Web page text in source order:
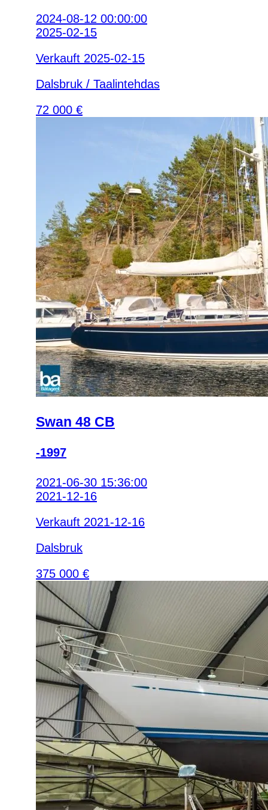
2024-08-12 00:00:00
2025-02-15
Verkauft 2025-02-15
Dalsbruk / Taalintehdas
72 000 €
Swan 48 CB
-1997
2021-06-30 15:36:00
2021-12-16
Verkauft 2021-12-16
Dalsbruk
375 000 €